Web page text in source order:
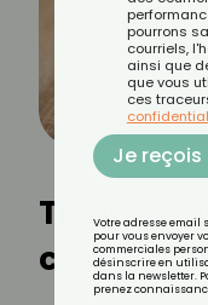
Tisane
citron et
pourrons
courriels,
ainsi que
que vous
ces
Je
Votre adresse email
pour vous envoyer
commerciales
désinscrire en
dans la newsletter.
prenez